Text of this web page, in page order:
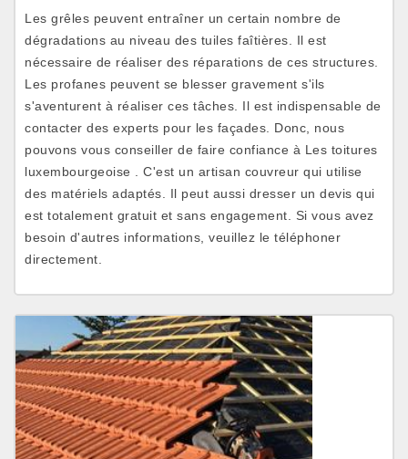
Les grêles peuvent entraîner un certain nombre de
dégradations au niveau des tuiles faîtières. Il est
nécessaire de réaliser des réparations de ces structures.
Les profanes peuvent se blesser gravement s'ils
s'aventurent à réaliser ces tâches. Il est indispensable de
contacter des experts pour les façades. Donc, nous
pouvons vous conseiller de faire confiance à Les toitures
luxembourgeoise . C'est un artisan couvreur qui utilise
des matériels adaptés. Il peut aussi dresser un devis qui
est totalement gratuit et sans engagement. Si vous avez
besoin d'autres informations, veuillez le téléphoner
directement.